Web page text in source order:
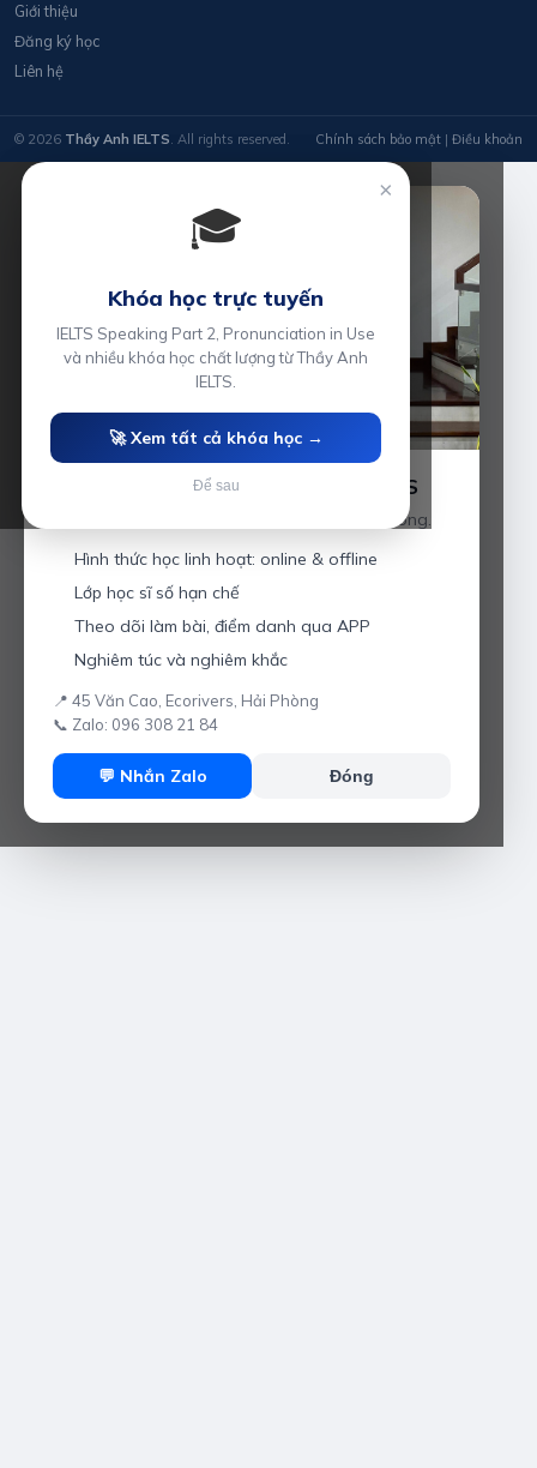
Giới thiệu
Đăng ký học
Liên hệ
© 2026 Thầy Anh IELTS. All rights reserved. Chính sách bảo mật | Điều khoản
Luyện thi IELTS cùng Thầy Anh IELTS
Giáo viên hơn 10 năm kinh nghiệm tại Hải Phòng.
Hình thức học linh hoạt: online & offline
Lớp học sĩ số hạn chế
Theo dõi làm bài, điểm danh qua APP
Nghiêm túc và nghiêm khắc
📍 45 Văn Cao, Ecorivers, Hải Phòng
📞 Zalo: 096 308 21 84
💬 Nhắn Zalo Đóng
×
🎓
Khóa học trực tuyến
IELTS Speaking Part 2, Pronunciation in Use
và nhiều khóa học chất lượng từ Thầy Anh
IELTS.
🚀 Xem tất cả khóa học →
Để sau